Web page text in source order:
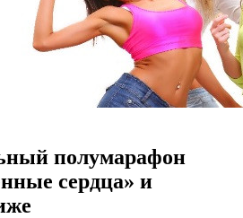
полумарафон
сердца» и